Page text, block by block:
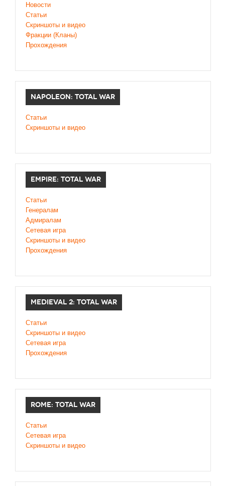
Новости
Статьи
Cкриншоты и видео
Фракции (Кланы)
Прохождения
NAPOLEON: TOTAL WAR
Статьи
Скриншоты и видео
EMPIRE: TOTAL WAR
Статьи
Генералам
Адмиралам
Сетевая игра
Скриншоты и видео
Прохождения
MEDIEVAL 2: TOTAL WAR
Статьи
Скриншоты и видео
Сетевая игра
Прохождения
ROME: TOTAL WAR
Статьи
Сетевая игра
Скриншоты и видео